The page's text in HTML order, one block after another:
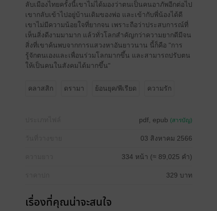
ลับเมืองไทยครั้งนี้เขาไม่ได้มองว่าตนเป็นคนอาภัพอีกต่อไป
เขากลับเข้าไปอยู่บ้านเดิมของพ่อ และเข้ากับพี่น้องได้ดี
เขาไม่มีความน้อยใจที่ยากจน เพราะถือว่าประสบการณ์ที่
เห็นสิ่งดีงามมามาก แล้วทั่วโลกสำคัญกว่าความยากดีมีจน
สิ่งที่เขาค้นพบจากการแสวงหาอันยาวนาน นี้ก็คือ "การ
รู้จักตนเองและเพื่อนร่วมโลกมากขึ้น และสามารถปรับตน
ให้เป็นคนในสังคมได้มากขึ้น"
คลาสสิก ดรามา ย้อนยุค/พีเรียด ความรัก
pdf, epub (สารบัญ)
03 สิงหาคม 2566
334 หน้า (≈ 89,025 คำ)
329 บาท
เรื่องที่คุณน่าจะสนใจ